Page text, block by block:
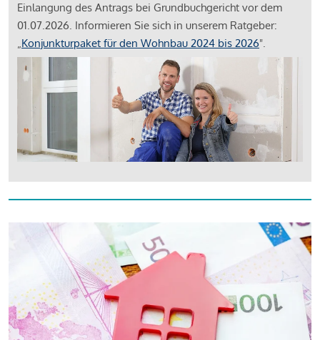
Einlangung des Antrags bei Grundbuchgericht vor dem
01.07.2026. Informieren Sie sich in unserem Ratgeber:
„Konjunkturpaket für den Wohnbau 2024 bis 2026".